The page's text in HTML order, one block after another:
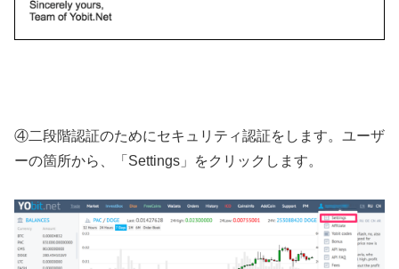
④二段階認証のためにセキュリティ認証をします。ユーザ
ーの箇所から、「Settings」をクリックします。